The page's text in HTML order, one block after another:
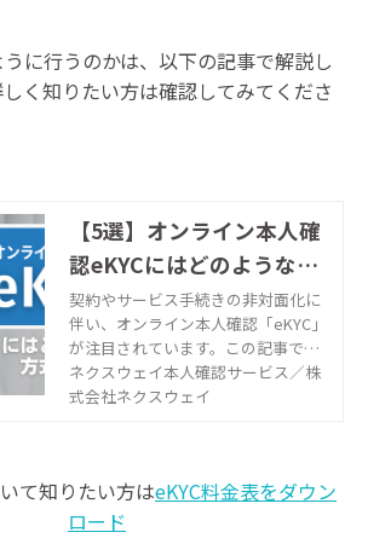
に行うのかは、以下の記事で解説し
く知りたい方は確認してみてくださ
【5選】オンライン本人確
認eKYCにはどのような方
式がある？まとめて解説｜
株式会社ネクスウェイ
契約やサービス手続きの非対面化に
伴い、オンライン本人確認「eKYC」
が注目されています。この記事で
は、eKYCにはどのような方式がある
のかをまとめて解説します。自社の
ネクスウェイ本人確認サービス／株
式会社ネクスウェイ
て知りたい方はeKYC料金表をダウン
ロード